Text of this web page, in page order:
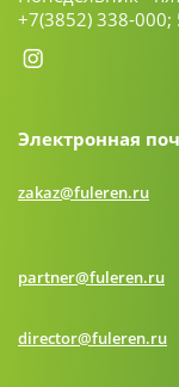
+7(3852) 338-000;
Электронная
zakaz@fuleren.ru
partner@fuleren.ru
director@fuleren.ru